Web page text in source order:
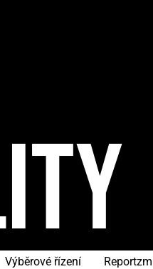
Výběrové řízení